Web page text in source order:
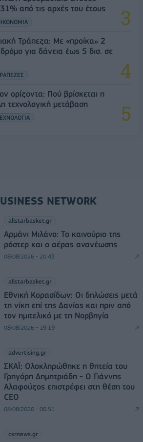
από τις αρχές του έτους
Τράπεζα: Με «προίκα» 2
για δάνεια έως 5 δισ. σε
ορίζοντα: Πού βρίσκεται η
τεχνολογική μετάβαση
NETWORK
allstarbasket.gr
Αρμάνι Μιλάνο: Το καινούριο της
ρόστερ και ο αέρας ανανέωσης
08/08/2026 - 20:43
allstarbasket.gr
Εθνική Κορασίδων: Οι δηλώσεις μετά
τη νίκη επί της Δανίας και πριν από
τον ημιτελικό με τη Νορβηγία
08/08/2026 - 19:19
advertising.gr
ΣΚΑΪ: Ολοκληρώθηκε η θητεία του
Γρηγόρη Δημητριάδη - Ο Γιάννης
Αλαφούζος επιστρέφει στη θέση του
CEO
08/08/2026 - 06:51
csrnews.gr